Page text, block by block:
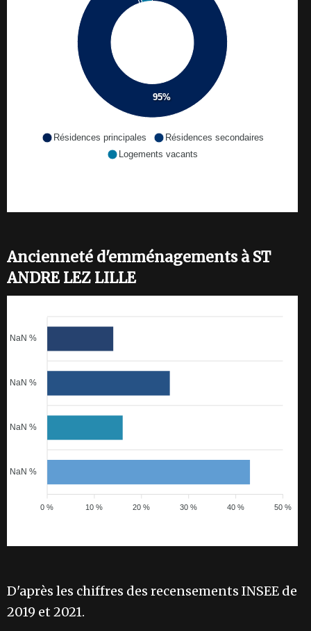
95%
Résidences principales
Résidences secondaires
Logements vacants
Ancienneté d'emménagements à ST
ANDRE LEZ LILLE
NaN %
NaN %
NaN %
NaN %
50 %
40 %
30 %
20 %
10 %
0 %
D'après les chiffres des recensements INSEE de
2019 et 2021.